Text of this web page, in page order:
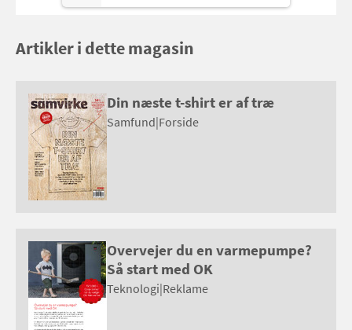
Artikler i dette magasin
Din næste t-shirt er af træ
Samfund|Forside
Overvejer du en varmepumpe?
Så start med OK
Teknologi|Reklame